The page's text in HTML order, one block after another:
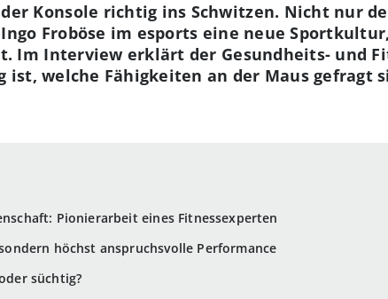
Pionierarbeit eines Fitnessexperten
höchst anspruchsvolle Performance
süchtig?
Konsole richtig ins Schwitzen. Nicht nur
Froböse im esports eine neue
Im Interview erklärt der Gesundheits- und
welche Fähigkeiten an der Maus gefragt